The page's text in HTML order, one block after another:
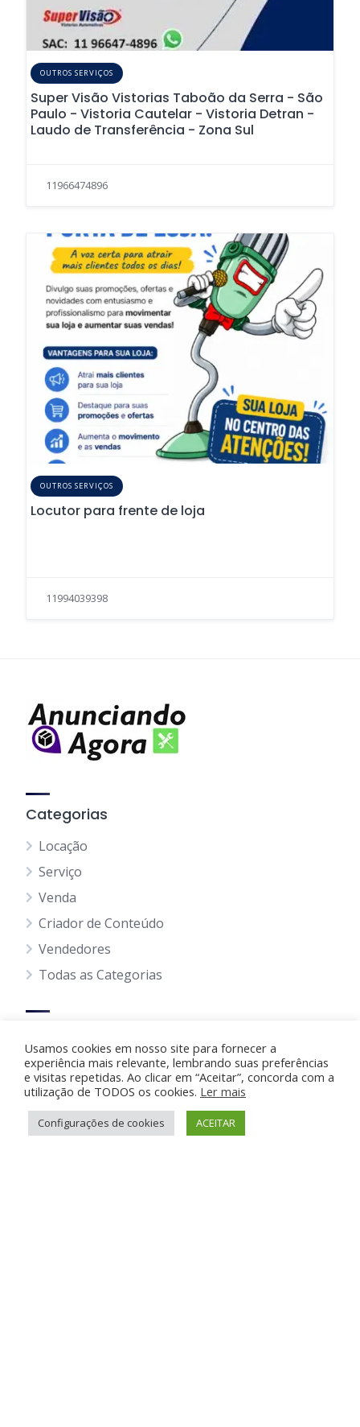
OUTROS SERVIÇOS
Super Visão Vistorias Taboão da Serra - São
Paulo - Vistoria Cautelar - Vistoria Detran -
Laudo de Transferência - Zona Sul
11966474896
OUTROS SERVIÇOS
Locutor para frente de loja
11994039398
Categorias
Locação
Serviço
Venda
Criador de Conteúdo
Vendedores
Todas as Categorias
Regras para Anúncios
Termos do envio
Política Privacidade
Política de Cookie
Usamos cookies em nosso site para fornecer a
experiência mais relevante, lembrando suas preferências
e visitas repetidas. Ao clicar em “Aceitar”, concorda com a
utilização de TODOS os cookies. Ler mais
Configurações de cookies ACEITAR